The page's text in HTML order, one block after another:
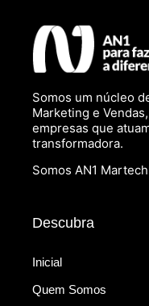
Somos um núcleo
Marketing e
empresas que
transformadora.
Somos AN1
Descubra
Inicial
Quem Somos